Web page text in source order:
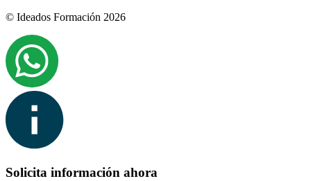
© Ideados Formación 2026
Solicita información ahora